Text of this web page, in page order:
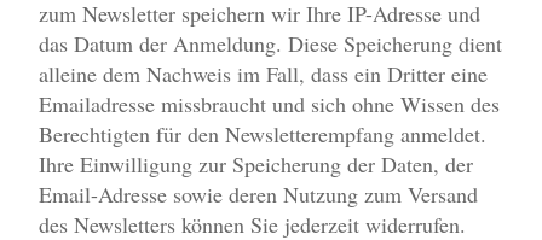
zum Newsletter speichern wir Ihre IP-Adresse und
das Datum der Anmeldung. Diese Speicherung dient
alleine dem Nachweis im Fall, dass ein Dritter eine
Emailadresse missbraucht und sich ohne Wissen des
Berechtigten für den Newsletterempfang anmeldet.
Ihre Einwilligung zur Speicherung der Daten, der
Email-Adresse sowie deren Nutzung zum Versand
des Newsletters können Sie jederzeit widerrufen.